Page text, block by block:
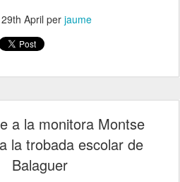
29th April per jaume
a la monitora Montse
la trobada escolar de
Balaguer